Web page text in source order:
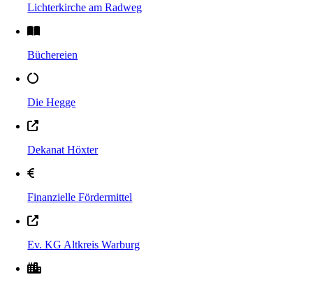
Lichterkirche am Radweg
Büchereien
Die Hegge
Dekanat Höxter
Finanzielle Fördermittel
Ev. KG Altkreis Warburg